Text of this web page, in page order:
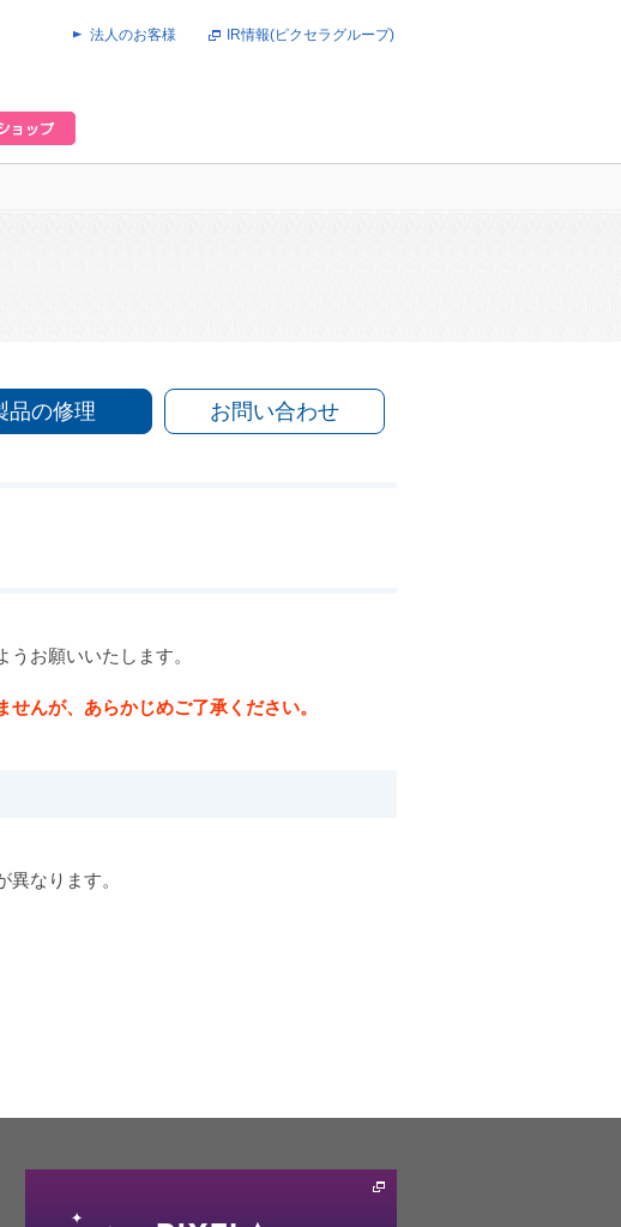
法人のお客様 IR情報(ピクセラグループ)
品の修理 お問い合わせ
お願いいたします。
んが、あらかじめご了承ください。
なります。